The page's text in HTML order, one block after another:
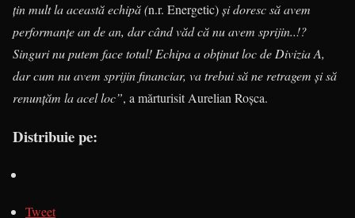
ţin mult la această echipă (n.r. Energetic)şi doresc să avem
performanţe an de an, dar când văd că nu avem sprijin..!?
Singuri nu putem face totul! Echipa a obţinut loc de Divizia A,
dar cum nu avem sprijin financiar, va trebui să ne retragem şi să
renunţăm la acel loc”, a mărturisit Aurelian Roşca.
Distribuie pe:
Tweet